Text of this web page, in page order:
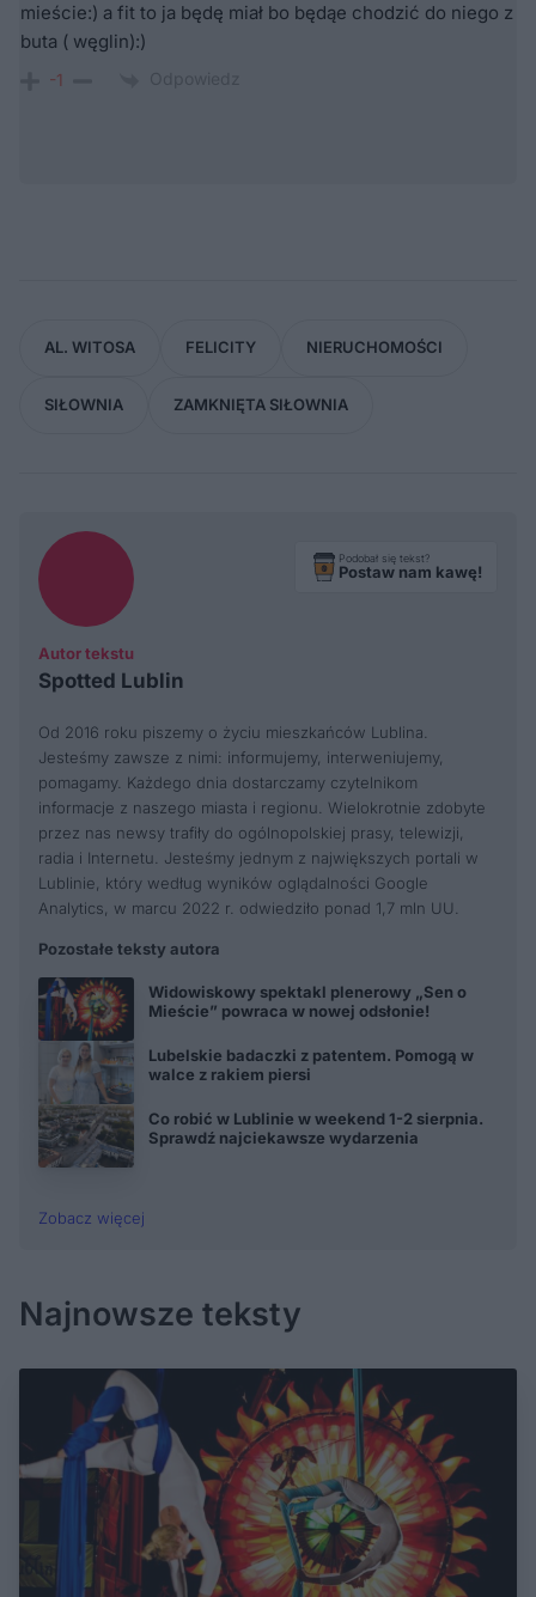
mieście:) a fit to ja będę miał bo będąe chodzić do niego z
buta ( węglin):)
-1
AL. WITOSA FELICITY NIERUCHOMOŚCI
SIŁOWNIA ZAMKNIĘTA SIŁOWNIA
Autor tekstu
Spotted Lublin
Podobał się tekst?
Postaw nam kawę!
Od 2016 roku piszemy o życiu mieszkańców Lublina.
Jesteśmy zawsze z nimi: informujemy, interweniujemy,
pomagamy. Każdego dnia dostarczamy czytelnikom
informacje z naszego miasta i regionu. Wielokrotnie zdobyte
przez nas newsy trafiły do ogólnopolskiej prasy, telewizji,
radia i Internetu. Jesteśmy jednym z największych portali w
Lublinie, który według wyników oglądalności Google
Analytics, w marcu 2022 r. odwiedziło ponad 1,7 mln UU.
Pozostałe teksty autora
Widowiskowy spektakl plenerowy „Sen o
Mieście” powraca w nowej odsłonie!
Lubelskie badaczki z patentem. Pomogą w
walce z rakiem piersi
Co robić w Lublinie w weekend 1-2 sierpnia.
Sprawdź najciekawsze wydarzenia
Zobacz więcej
Najnowsze teksty